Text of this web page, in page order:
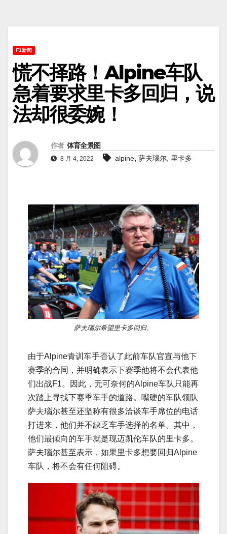
F1新闻
慌不择路！Alpine车队
急着要求里卡多回归，说
法却很委婉！
作者 体育全景图
8 月 4, 2022 alpine, 萨夫瑙尔, 里卡多
萨夫瑙尔希望里卡多回归。
由于Alpine青训车手否认了此前车队官宣与他下
赛季的合同，并明确表示下赛季他将不会代表他
们出战F1。因此，无可奈何的Alpine车队只能再
次踏上寻找下赛季车手的道路。嘴硬的车队领队
萨夫瑙尔甚至还坚称有很多洽谈车手席位的电话
打进来，他们并不缺乏车手选择的名单。其中，
他们最倾向的车手就是现迈凯伦车队的里卡多。
萨夫瑙尔甚至表示，如果里卡多想要回归Alpine
车队，将不会有任何阻碍。